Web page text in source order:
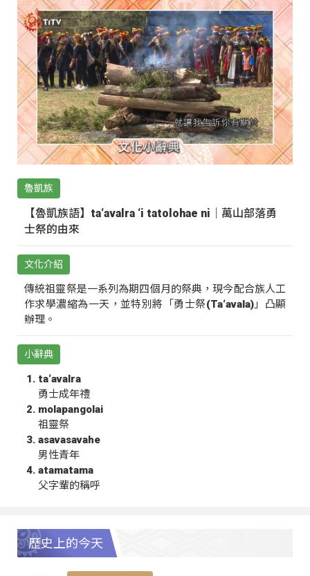
魯凱族
【魯凱族語】ta‘avalra ‘i tatolohae ni｜萬山部落勇
士祭的由來
文化介紹
傳統祖靈祭是一系列為期四個月的祭典，現今配合族人工
作求學濃縮為一天，並特別將「勇士祭(Ta‘avala)」凸顯
辦理。
小辭典
ta‘avalra
勇士成年禮
molapangolai
祖靈祭
asavasavahe
男性青年
atamatama
父字輩的稱呼
歷史上的今天